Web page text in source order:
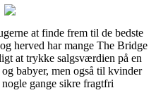
at finde frem til de bedste
herved har mange The Bridge
at trykke salgsværdien på en
babyer, men også til kvinder
gange sikre fragtfri